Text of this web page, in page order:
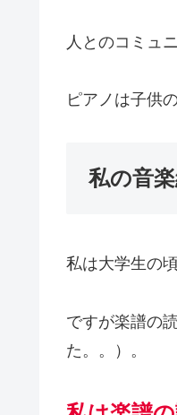
人とのコミュ
ピアノは子供
私の音
私は大学生の
ですが楽譜の
た。。）。